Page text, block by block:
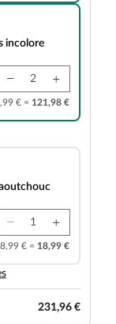
incolore
€ = 121,98 €
€ = 18,99 €
231,96 €